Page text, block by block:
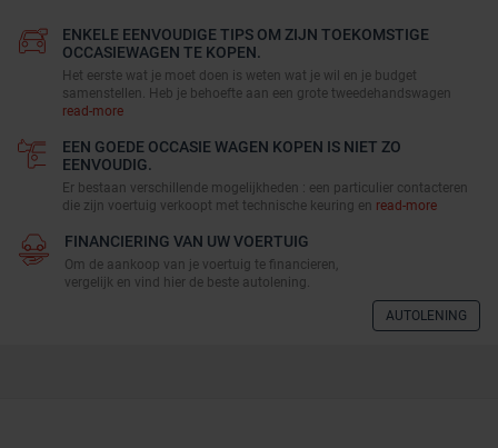
ENKELE EENVOUDIGE TIPS OM ZIJN TOEKOMSTIGE
OCCASIEWAGEN TE KOPEN.
Het eerste wat je moet doen is weten wat je wil en je budget
samenstellen. Heb je behoefte aan een grote tweedehandswagen
read-more
EEN GOEDE OCCASIE WAGEN KOPEN IS NIET ZO
EENVOUDIG.
Er bestaan verschillende mogelijkheden : een particulier contacteren
die zijn voertuig verkoopt met technische keuring en read-more
FINANCIERING VAN UW VOERTUIG
Om de aankoop van je voertuig te financieren,
vergelijk en vind hier de beste autolening.
AUTOLENING